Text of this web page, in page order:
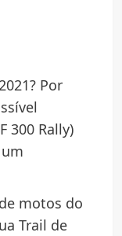
Por
300 Rally)
motos do
Trail de